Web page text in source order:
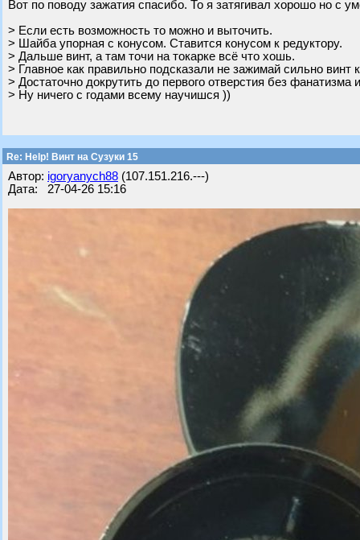
Вот по поводу зажатия спасибо. То я затягивал хорошо но с
> Если есть возможность то можно и выточить.
> Шайба упорная с конусом. Ставится конусом к редуктору.
> Дальше винт, а там точи на токарке всё что хошь.
> Главное как правильно подсказали не зажимай сильно винт
> Достаточно докрутить до первого отверстия без фанатизма
> Ну ничего с годами всему научишся ))
Re: Help! Винт на Сузуки 15
Автор: igoryanych88 (107.151.216.---)
Дата: 27-04-26 15:16